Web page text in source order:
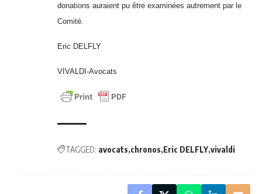
donations auraient pu être examinées autrement par le
Comité.
Eric DELFLY
VIVALDI-Avocats
TAGGED: avocats chronos Eric DELFLY vivaldi